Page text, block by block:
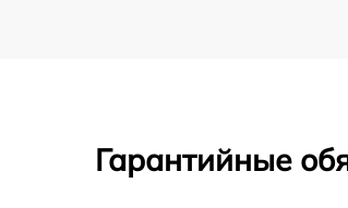
Гарантийные